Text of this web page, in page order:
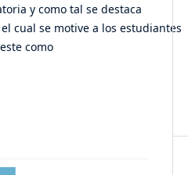
y como tal se destaca
cual se motive a los estudiantes
como